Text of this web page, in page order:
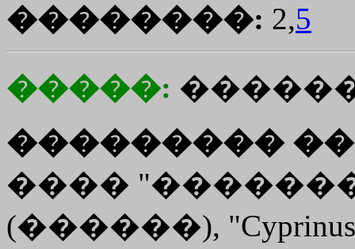
��������: 2,5
�����:
���������
����
(������), "Cyprinus